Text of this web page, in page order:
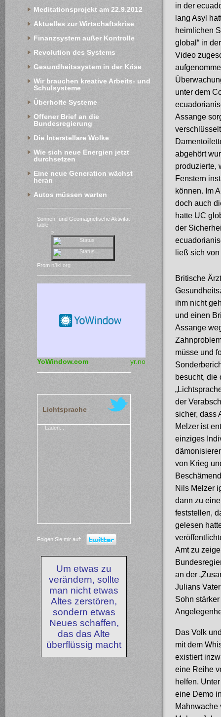
in der
lang Asyl
heimlichen
global“ in
Video
unter dem
Assange
abgehört
produzierte,
Fenstern
können. Im
doch auch
hatte UC
der
ließ sich
Britische
ihm nicht
und einen
Assange
müsse und
besucht, die
der
sicher, dass
Melzer ist
einziges
von Krieg
Nils Melzer
dann zu
feststellen,
gelesen
Amt zu
an der
Julians
Sohn
Das Volk
mit dem
existiert
eine Reihe
helfen.
eine Demo
Mahnwache
Meditationsprojekt am 22.9.2012
Aktuelles zur Wirtschaftskrise
Finanzsystem außer Kontrolle
Revolution des Systems
Gesundheitssystem in der Krise
Wir brauchen kreative Arbeits- und
Schulsysteme
Überholte Systeme
Offener Brief an die
Bundesregierung
Die Interstellare Wolke
Wie sich neue Energien jetzt
durchsetzen
Eine neue Generation wächst
heran
Autos müssen warten
Sonnen- und Geomagnetische Aktivität
table
>
From n3kl.org
YoWindow.com yr.no
Lichtsprache
Laden...
Folgen Sie mir auf:
Um etwas zu
verändern, sollte
man nicht etwas
Altes zerstören,
sondern etwas
Neues schaffen,
das das Alte
überflüssig macht